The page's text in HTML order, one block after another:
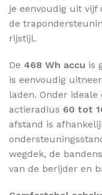
je eenvoudig uit vijf
de
rijstijl.
De 468 Wh accu is
is eenvoudig
laden. Onder
actieradius 60 tot
afstand is
wegdek, de
van de berijder en